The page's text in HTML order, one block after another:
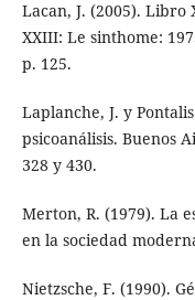
Lacan, J. (2005). Libro
XXIII: Le sinthome:
p. 125.
Laplanche, J. y
psicoanálisis. Buenos
328 y 430.
Merton, R. (1979). La
en la sociedad
Nietzsche, F. (1990).